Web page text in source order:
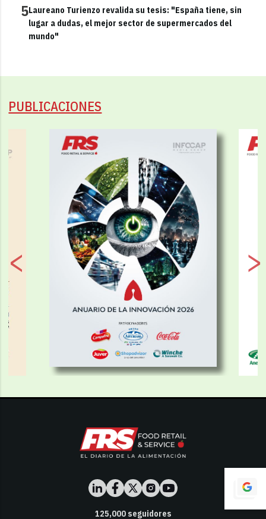
5Laureano Turienzo revalida su tesis: "España tiene, sin
lugar a dudas, el mejor sector de supermercados del
mundo"
PUBLICACIONES
125,000seguidores